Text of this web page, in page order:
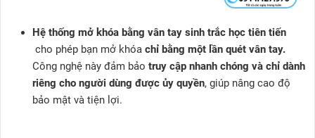
Hệ thống mở khóa bằng vân tay sinh trắc học tiên tiến
cho phép bạn mở khóa chỉ bằng một lần quét vân tay.
Công nghệ này đảm bảo truy cập nhanh chóng và chỉ dành
riêng cho người dùng được ủy quyền, giúp nâng cao độ
bảo mật và tiện lợi.